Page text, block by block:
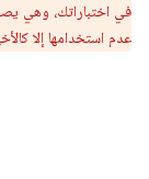
في اختباراتك، وهي
عدم استخدامها إلا